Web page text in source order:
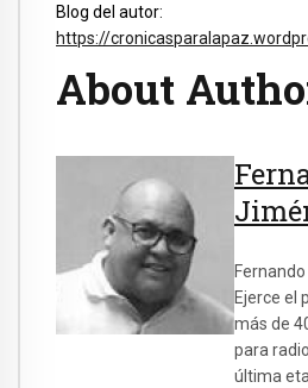
Blog del autor:
https://
About
Ejerce el
más de
para
última